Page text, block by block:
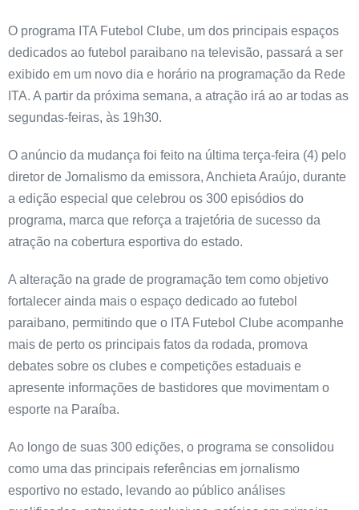
O programa ITA Futebol Clube, um dos principais espaços
dedicados ao futebol paraibano na televisão, passará a ser
exibido em um novo dia e horário na programação da Rede
ITA. A partir da próxima semana, a atração irá ao ar todas as
segundas-feiras, às 19h30.
O anúncio da mudança foi feito na última terça-feira (4) pelo
diretor de Jornalismo da emissora, Anchieta Araújo, durante
a edição especial que celebrou os 300 episódios do
programa, marca que reforça a trajetória de sucesso da
atração na cobertura esportiva do estado.
A alteração na grade de programação tem como objetivo
fortalecer ainda mais o espaço dedicado ao futebol
paraibano, permitindo que o ITA Futebol Clube acompanhe
mais de perto os principais fatos da rodada, promova
debates sobre os clubes e competições estaduais e
apresente informações de bastidores que movimentam o
esporte na Paraíba.
Ao longo de suas 300 edições, o programa se consolidou
como uma das principais referências em jornalismo
esportivo no estado, levando ao público análises